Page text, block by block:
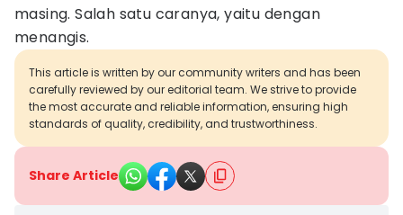
masing. Salah satu caranya, yaitu dengan
menangis.
This article is written by our community writers and has been
carefully reviewed by our editorial team. We strive to provide
the most accurate and reliable information, ensuring high
standards of quality, credibility, and trustworthiness.
Share Article